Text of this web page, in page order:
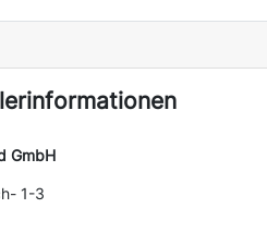
GmbH
1-3